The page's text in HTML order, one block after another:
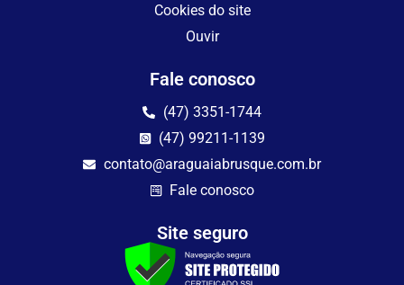
Cookies do site
Ouvir
Fale conosco
(47) 3351-1744
(47) 99211-1139
contato@araguaiabrusque.com.br
Fale conosco
Site seguro